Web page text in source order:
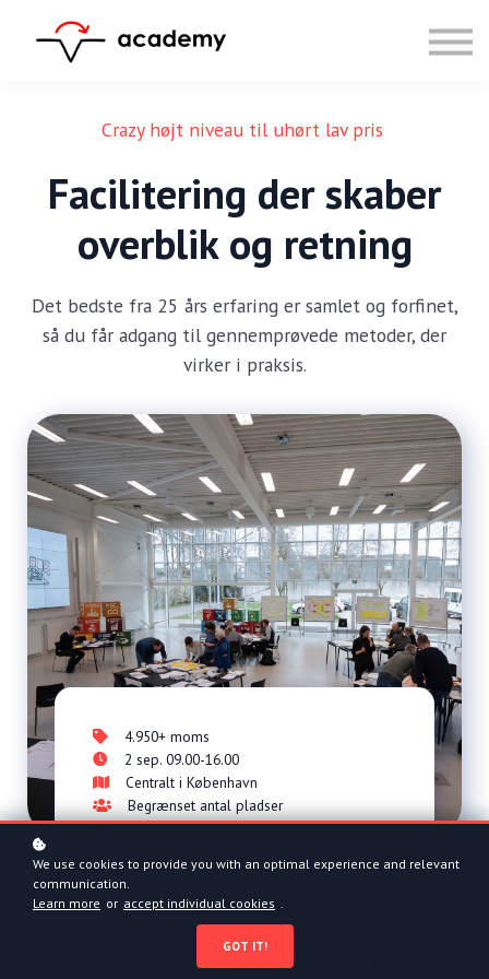
Community
Crazy højt niveau til uhørt lav pris
Facilitering der skaber
overblik og retning
Det bedste fra 25 års erfaring er samlet og forfinet,
så du får adgang til gennemprøvede metoder, der
virker i praksis.
4.950+ moms
2 sep. 09.00-16.00
Centralt i København
Begrænset antal pladser
Uforglemmelig frokost
Bemærk...
Skriv dig op førd.
We use cookies to provide you with an optimal experience and relevant
communication.
Learn more or accept individual cookies .
GOT IT!